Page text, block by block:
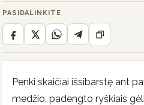
PASIDALINKITE
Penki skaičiai išsibarstę ant
medžio, padengto ryškiais